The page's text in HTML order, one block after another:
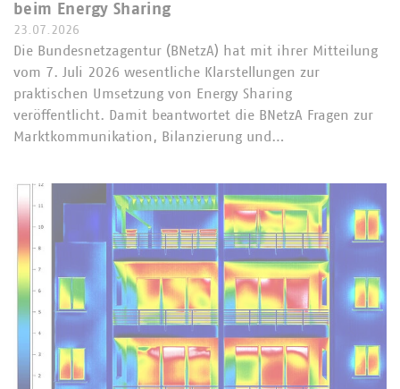
beim Energy Sharing
23.07.2026
Die Bundesnetzagentur (BNetzA) hat mit ihrer Mitteilung
vom 7. Juli 2026 wesentliche Klarstellungen zur
praktischen Umsetzung von Energy Sharing
veröffentlicht. Damit beantwortet die BNetzA Fragen zur
Marktkommunikation, Bilanzierung und…